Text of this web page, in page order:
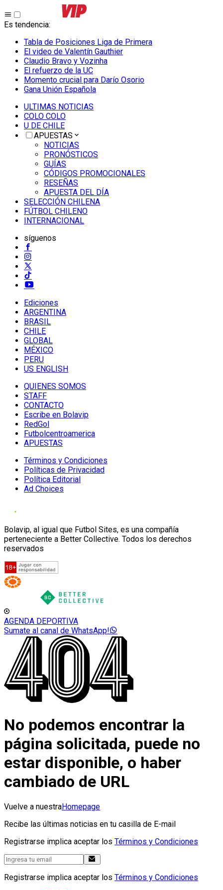
Es tendencia:
Tabla de Posiciones Liga de Primera
El video de Valentín Gauthier
Claudio Bravo y Vozinha
El refuerzo de la UC
Momento crucial para Darío Osorio
Gana Unión Española
ULTIMAS NOTICIAS
COLO COLO
U DE CHILE
APUESTAS
NOTICIAS
PRONÓSTICOS
GUÍAS
CÓDIGOS PROMOCIONALES
RESEÑAS
APUESTA DEL DÍA
SELECCIÓN CHILENA
FÚTBOL CHILENO
INTERNACIONAL
síguenos
Ediciones
ARGENTINA
BRASIL
CHILE
GLOBAL
MÉXICO
PERU
US ENGLISH
QUIENES SOMOS
STAFF
CONTACTO
Escribe en Bolavip
RedGol
Futbolcentroamerica
APUESTAS
Términos y Condiciones
Políticas de Privacidad
Política Editorial
Ad Choices
Bolavip, al igual que Futbol Sites, es una compañía
perteneciente a Better Collective. Todos los derechos
reservados
AGENDA DEPORTIVA
Sumate al canal de WhatsApp!
No podemos encontrar la
página solicitada, puede no
estar disponible, o haber
cambiado de URL
Vuelve a nuestraHomepage
Recibe las últimas noticias en tu casilla de E-mail
Registrarse implica aceptar los Términos y Condiciones
Registrarse implica aceptar los Términos y Condiciones